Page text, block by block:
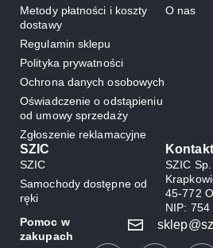
Metody płatności i koszty
dostawy
Regulamin sklepu
Polityka prywatności
Ochrona danych osobowych
Oświadczenie o odstąpieniu
od umowy sprzedaży
Zgłoszenie reklamacyjne
O nas
SZIC
SZIC
Samochody dostępne od
ręki
Kontakt
SZIC
45-772
NIP:
Pomoc w
zakupach